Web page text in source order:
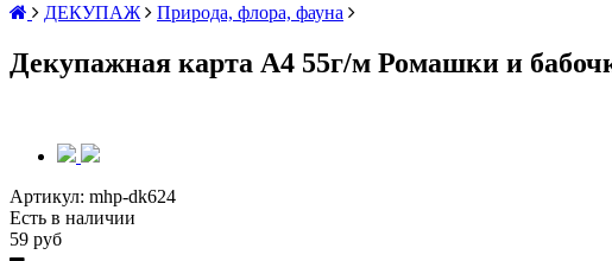
ДЕКУПАЖ
Природа, флора, фауна
Декупажная карта А4 55г/м Ромашки и
Артикул: mhp-dk624
Есть в наличии
59 руб